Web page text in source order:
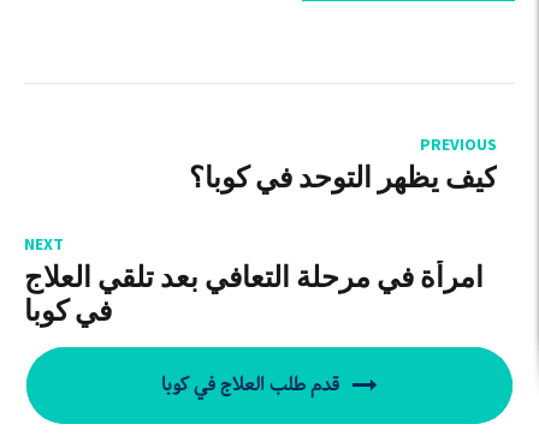
PREVIOUS
كيف يظهر التوحد في كوبا؟
NEXT
امرأة في مرحلة التعافي بعد تلقي العلاج
في كوبا
قدم طلب العلاج في كوبا